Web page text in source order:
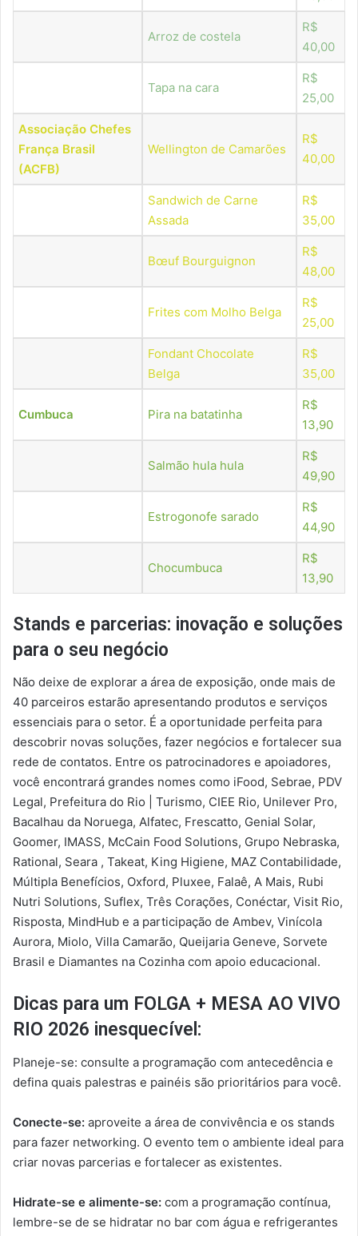
Arroz de costela
R$
40,00
Tapa na cara
R$
25,00
Associação Chefes
França Brasil
(ACFB)
Wellington de Camarões
R$
40,00
Sandwich de Carne
Assada
R$
35,00
Bœuf Bourguignon
R$
48,00
Frites com Molho Belga
R$
25,00
Fondant Chocolate
Belga
R$
35,00
Cumbuca Pira na batatinha
R$
13,90
Salmão hula hula
R$
49,90
Estrogonofe sarado
R$
44,90
Chocumbuca
R$
13,90
Stands e parcerias: inovação e soluções
para o seu negócio
Não deixe de explorar a área de exposição, onde mais de
40 parceiros estarão apresentando produtos e serviços
essenciais para o setor. É a oportunidade perfeita para
descobrir novas soluções, fazer negócios e fortalecer sua
rede de contatos. Entre os patrocinadores e apoiadores,
você encontrará grandes nomes como iFood, Sebrae, PDV
Legal, Prefeitura do Rio | Turismo, CIEE Rio, Unilever Pro,
Bacalhau da Noruega, Alfatec, Frescatto, Genial Solar,
Goomer, IMASS, McCain Food Solutions, Grupo Nebraska,
Rational, Seara , Takeat, King Higiene, MAZ Contabilidade,
Múltipla Benefícios, Oxford, Pluxee, Falaê, A Mais, Rubi
Nutri Solutions, Suflex, Três Corações, Conéctar, Visit Rio,
Risposta, MindHub e a participação de Ambev, Vinícola
Aurora, Miolo, Villa Camarão, Queijaria Geneve, Sorvete
Brasil e Diamantes na Cozinha com apoio educacional.
Dicas para um FOLGA + MESA AO VIVO
RIO 2026 inesquecível:
Planeje-se: consulte a programação com antecedência e
defina quais palestras e painéis são prioritários para você.
Conecte-se: aproveite a área de convivência e os stands
para fazer networking. O evento tem o ambiente ideal para
criar novas parcerias e fortalecer as existentes.
Hidrate-se e alimente-se: com a programação contínua,
lembre-se de se hidratar no bar com água e refrigerantes